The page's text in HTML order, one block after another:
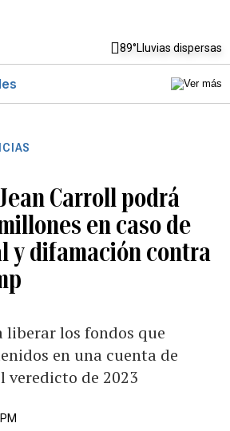
89°Lluvias dispersas
Carroll podrá
en caso de
y difamación contra
liberar los fondos que
en una cuenta de
veredicto de 2023